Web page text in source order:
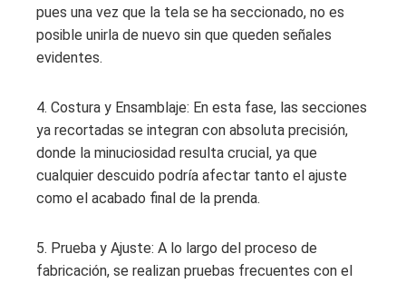
pues una vez que la tela se ha seccionado, no es
posible unirla de nuevo sin que queden señales
evidentes.
4. Costura y Ensamblaje: En esta fase, las secciones
ya recortadas se integran con absoluta precisión,
donde la minuciosidad resulta crucial, ya que
cualquier descuido podría afectar tanto el ajuste
como el acabado final de la prenda.
5. Prueba y Ajuste: A lo largo del proceso de
fabricación, se realizan pruebas frecuentes con el